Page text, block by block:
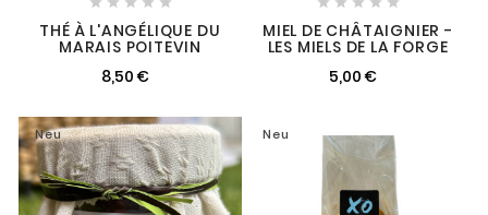
THÉ À L'ANGÉLIQUE DU
MARAIS POITEVIN
8,50 €
MIEL DE CHÂTAIGNIER -
LES MIELS DE LA FORGE
5,00 €
Neu Neu